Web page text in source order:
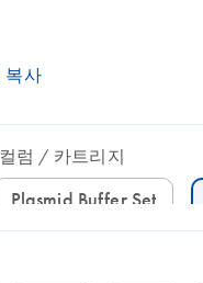
복사
컬럼 카트리지
Plasmid Buffer Set